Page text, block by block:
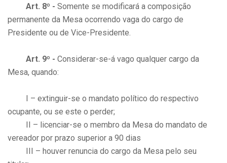
Art. 8º - Somente se modificará a composição
permanente da Mesa ocorrendo vaga do cargo de
Presidente ou de Vice-Presidente.
Art. 9º - Considerar-se-á vago qualquer cargo da
Mesa, quando:
I – extinguir-se o mandato político do respectivo
ocupante, ou se este o perder;
II – licenciar-se o membro da Mesa do mandato de
vereador por prazo superior a 90 dias
III – houver renuncia do cargo da Mesa pelo seu